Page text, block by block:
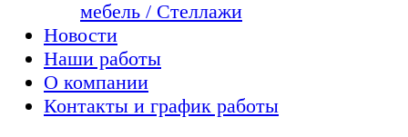
мебель / Стеллажи
Новости
Наши работы
О компании
Контакты и график работы